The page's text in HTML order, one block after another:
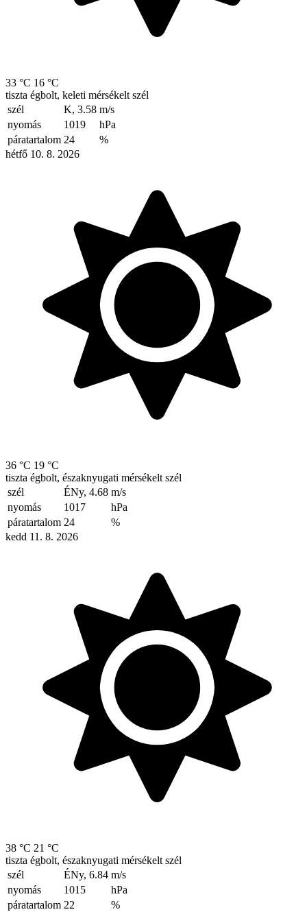
33 °C 16 °C
tiszta égbolt, keleti mérsékelt szél
szél
K, 3.58 m/s
nyomás
1019
hPa
páratartalom 24
%
hétfő 10. 8. 2026
36 °C 19 °C
tiszta égbolt, északnyugati mérsékelt szél
szél
ÉNy, 4.68 m/s
nyomás
1017
hPa
páratartalom 24
%
kedd 11. 8. 2026
38 °C 21 °C
tiszta égbolt, északnyugati mérsékelt szél
szél
ÉNy, 6.84 m/s
nyomás
1015
hPa
páratartalom 22 %